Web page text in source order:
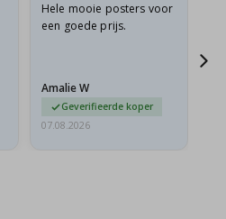
Hele mooie posters voor
een goede prijs.
Amalie W
Geverifieerde koper
07.08.2026